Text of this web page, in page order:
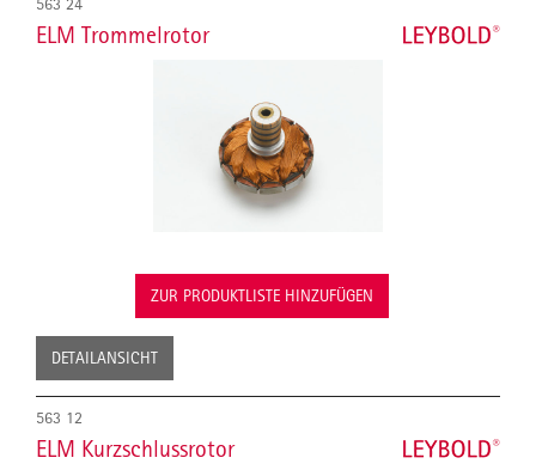
ELM Trommelrotor
ZUR PRODUKTLISTE HINZUFÜGEN
DETAILANSICHT
563 12
ELM Kurzschlussrotor